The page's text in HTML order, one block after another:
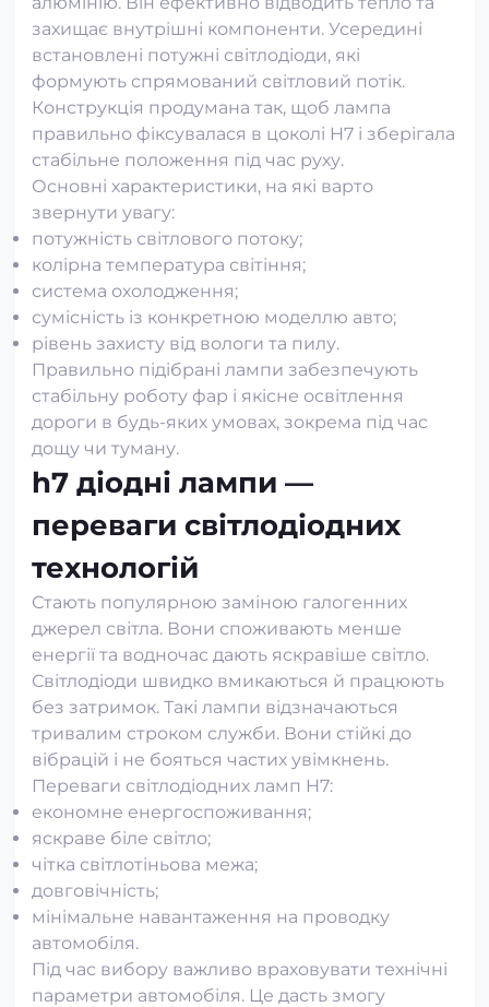
захищає внутрішні компоненти. Усередині
встановлені потужні світлодіоди, які
формують спрямований світловий потік.
Конструкція продумана так, щоб лампа
правильно фіксувалася в цоколі H7 і зберігала
стабільне положення під час руху.
Основні характеристики, на які варто
звернути увагу:
потужність світлового потоку;
колірна температура світіння;
система охолодження;
сумісність із конкретною моделлю авто;
рівень захисту від вологи та пилу.
Правильно підібрані лампи забезпечують
стабільну роботу фар і якісне освітлення
дороги в будь-яких умовах, зокрема під час
дощу чи туману.
h7 діодні лампи —
переваги світлодіодних
технологій
Стають популярною заміною галогенних
джерел світла. Вони споживають менше
енергії та водночас дають яскравіше світло.
Світлодіоди швидко вмикаються й працюють
без затримок. Такі лампи відзначаються
тривалим строком служби. Вони стійкі до
вібрацій і не бояться частих увімкнень.
Переваги світлодіодних ламп H7:
економне енергоспоживання;
яскраве біле світло;
чітка світлотіньова межа;
довговічність;
мінімальне навантаження на проводку
автомобіля.
Під час вибору важливо враховувати технічні
параметри автомобіля. Це дасть змогу